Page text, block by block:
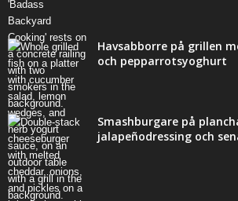
Havsabborre på grillen
och pepparrotsyoghurt
Smashburgare på
jalapeñodressing och